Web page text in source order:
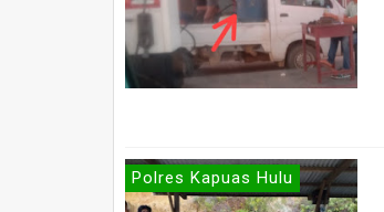
Polres Kapuas Hulu